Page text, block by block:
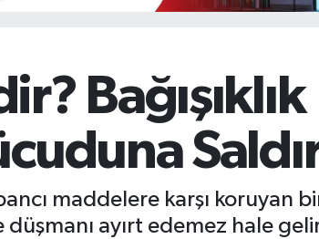
Bağışıklık
maddelere karşı koruyan
ayırt edemez hale